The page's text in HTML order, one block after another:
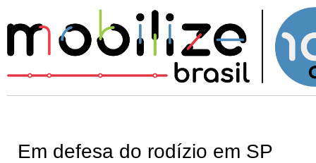
Em defesa do rodízio em SP